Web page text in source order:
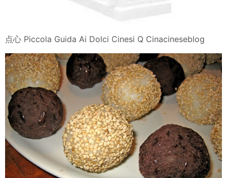
点心 Piccola Guida Ai Dolci Cinesi Q Cinacineseblog